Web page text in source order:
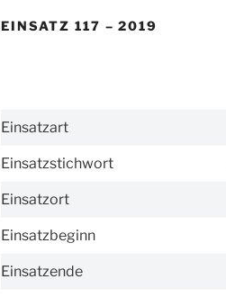
EINSATZ 117 – 2019
Einsatzart
Einsatzstichwort
Einsatzort
Einsatzbeginn
Einsatzende